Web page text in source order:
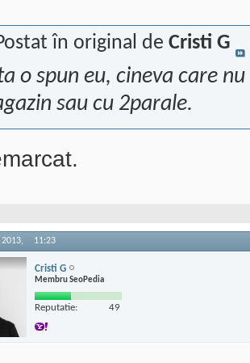
în original de Cristi G
o spun eu, cineva care
sau cu 2parale.
11:23
Cristi G
Membru SeoPedia
Reputatie: 49